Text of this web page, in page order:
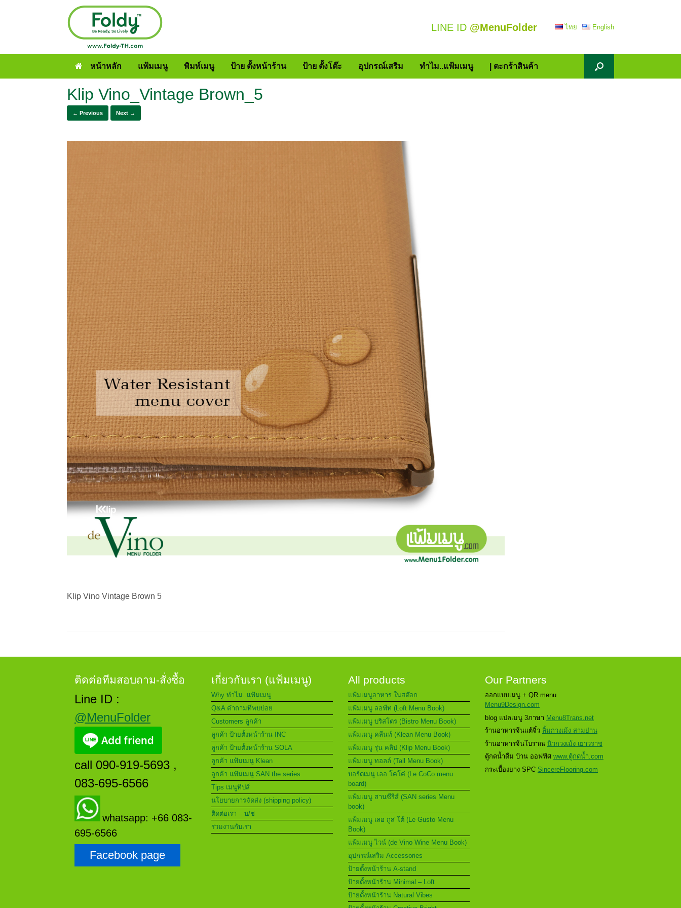
LINE ID @MenuFolder ไทย English
หน้าหลัก แฟ้มเมนู พิมพ์เมนู ป้าย ตั้งหน้าร้าน ป้าย ตั้งโต๊ะ อุปกรณ์เสริม ทำไม..แฟ้มเมนู | ตะกร้าสินค้า
Klip Vino_Vintage Brown_5
← Previous Next →
Klip Vino Vintage Brown 5
ติดต่อทีมสอบถาม-สั่งซื้อ
Line ID :
@MenuFolder
call 090-919-5693 ,
083-695-6566
whatsapp: +66 083-
695-6566
Facebook page
เกี่ยวกับเรา (แฟ้มเมนู)
Why ทำไม..แฟ้มเมนู
Q&A คำถามที่พบบ่อย
Customers ลูกค้า
ลูกค้า ป้ายตั้งหน้าร้าน INC
ลูกค้า ป้ายตั้งหน้าร้าน SOLA
ลูกค้า แฟ้มเมนู Klean
ลูกค้า แฟ้มเมนู SAN the series
Tips เมนูทิปส์
นโยบายการจัดส่ง (shipping policy)
ติดต่อเรา – บ/ช
ร่วมงานกับเรา
All products
แฟ้มเมนูอาหาร ในสต๊อก
แฟ้มเมนู ลอฟ์ท (Loft Menu Book)
แฟ้มเมนู บริสโตร (Bistro Menu Book)
แฟ้มเมนู คลีนท์ (Klean Menu Book)
แฟ้มเมนู รุ่น คลิป (Klip Menu Book)
แฟ้มเมนู ทอลล์ (Tall Menu Book)
บอร์ดเมนู เลอ โคโค่ (Le CoCo menu
board)
แฟ้มเมนู สานซีรีส์ (SAN series Menu
book)
แฟ้มเมนู เลอ กูส โต้ (Le Gusto Menu
Book)
แฟ้มเมนู ไวน์ (de Vino Wine Menu Book)
อุปกรณ์เสริม Accessories
ป้ายตั้งหน้าร้าน A-stand
ป้ายตั้งหน้าร้าน Minimal – Loft
ป้ายตั้งหน้าร้าน Natural Vibes
Our Partners
ออกแบบเมนู + QR menu
Menu9Design.com
blog แปลเมนู 3ภาษา Menu8Trans.net
ร้านอาหารจีนแต้จิ๋ว ลิ้มกวงเม้ง สามย่าน
ร้านอาหารจีนโบราณ นิวกวงเม้ง เยาวราช
ตู้กดน้ำดื่ม บ้าน ออฟฟิศ www.ตู้กดน้ำ.com
กระเบื้องยาง SPC SincereFlooring.com